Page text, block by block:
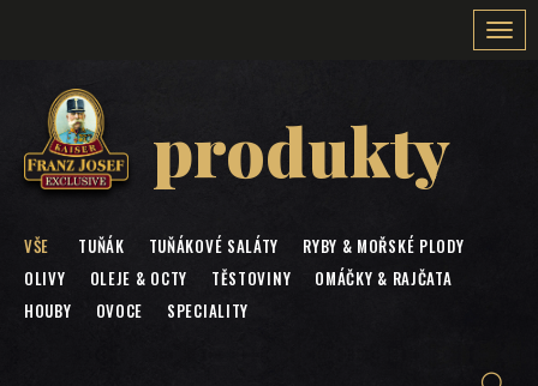
produkty
VŠE TUŇÁK TUŇÁKOVÉ SALÁTY
RYBY & MOŘSKÉ PLODY
OLIVY
OLEJE & OCTY TĚSTOVINY
OMÁČKY & RAJČATA
HOUBY
OVOCE SPECIALITY